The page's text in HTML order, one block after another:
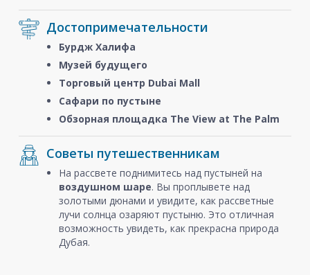
Достопримечательности
Бурдж Халифа
Музей будущего
Торговый центр Dubai Mall
Сафари по пустыне
Обзорная площадка The View at The Palm
Советы путешественникам
На рассвете поднимитесь над пустыней на
воздушном шаре. Вы проплывете над
золотыми дюнами и увидите, как рассветные
лучи солнца озаряют пустыню. Это отличная
возможность увидеть, как прекрасна природа
Дубая.